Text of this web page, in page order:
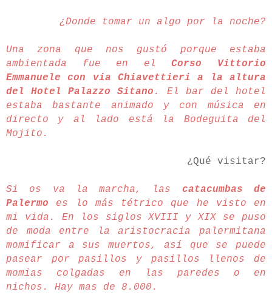
¿Donde tomar un algo por la noche?
Una zona que nos gustó porque estaba
ambientada fue en elCorso Vittorio
Emmanuele con via Chiavettieri a la altura
del Hotel Palazzo Sitano . El bar del hotel
estaba bastante animado y con música en
directo y al lado está la Bodeguita del
Mojito.
¿Qué visitar?
Si os va la marcha, las catacumbas de
Palermo es lo más tétrico que he visto en
mi vida. En los siglos XVIII y XIX se puso
de moda entre la aristocracia palermitana
momificar a sus muertos, así que se puede
pasear por pasillos y pasillos llenos de
momias colgadas en las paredes o en
nichos. Hay mas de 8.000.